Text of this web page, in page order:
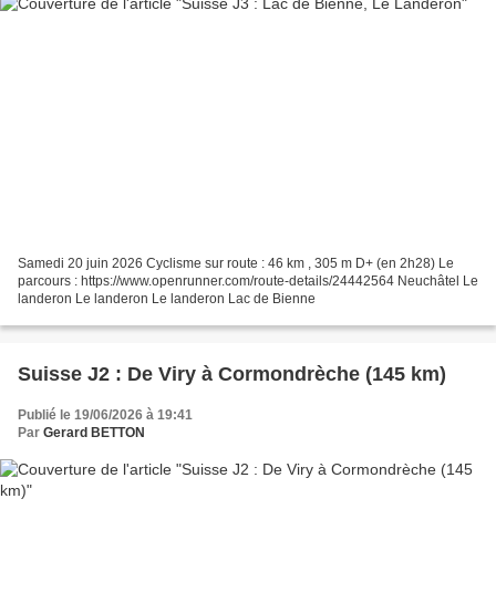
Samedi 20 juin 2026 Cyclisme sur route : 46 km , 305 m D+ (en 2h28) Le
parcours : https://www.openrunner.com/route-details/24442564 Neuchâtel Le
landeron Le landeron Le landeron Lac de Bienne
Suisse J2 : De Viry à Cormondrèche (145 km)
Publié le 19/06/2026 à 19:41
Par Gerard BETTON